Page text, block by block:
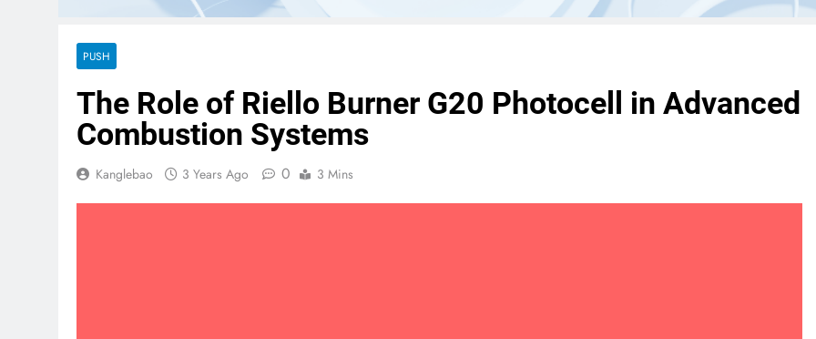
PUSH
The Role of Riello Burner G20 Photocell in Advanced
Combustion Systems
Kanglebao 3 Years Ago 0 3 Mins